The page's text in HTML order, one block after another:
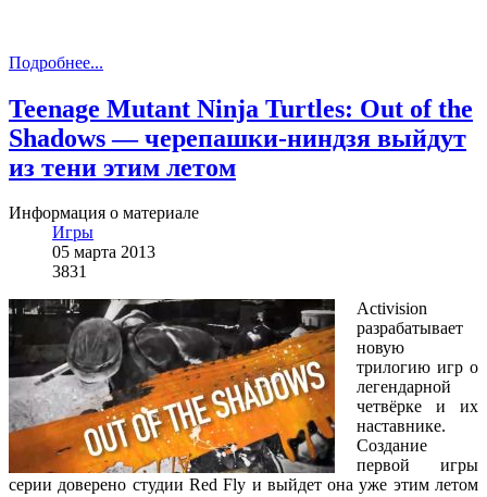
Подробнее...
Teenage Mutant Ninja Turtles: Out of the
Shadows — черепашки-ниндзя выйдут
из тени этим летом
Информация о материале
Игры
05 марта 2013
3831
Activision
разрабатывает
новую
трилогию игр о
легендарной
четвёрке и их
наставнике.
Создание
первой игры
серии доверено студии Red Fly и выйдет она уже этим летом